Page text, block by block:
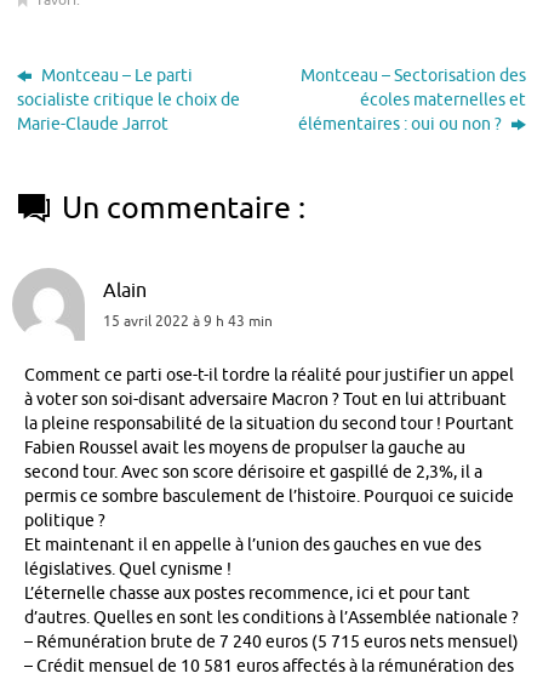
Montceau – Le parti
socialiste critique le choix de
Marie-Claude Jarrot
Montceau – Sectorisation des
écoles maternelles et
élémentaires : oui ou non ?
Un commentaire :
Alain
15 avril 2022 à 9 h 43 min
Comment ce parti ose-t-il tordre la réalité pour justifier un appel
à voter son soi-disant adversaire Macron ? Tout en lui attribuant
la pleine responsabilité de la situation du second tour ! Pourtant
Fabien Roussel avait les moyens de propulser la gauche au
second tour. Avec son score dérisoire et gaspillé de 2,3%, il a
permis ce sombre basculement de l’histoire. Pourquoi ce suicide
politique ?
Et maintenant il en appelle à l’union des gauches en vue des
législatives. Quel cynisme !
L’éternelle chasse aux postes recommence, ici et pour tant
d’autres. Quelles en sont les conditions à l’Assemblée nationale ?
– Rémunération brute de 7 240 euros (5 715 euros nets mensuel)
– Crédit mensuel de 10 581 euros affectés à la rémunération des